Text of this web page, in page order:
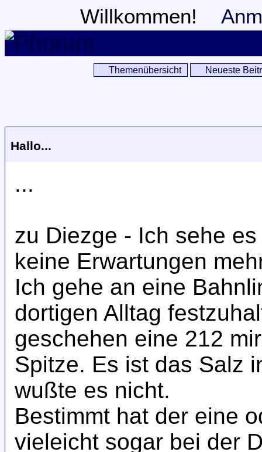
Willkommen!
Themenübersicht Neueste
Hallo...
...
zu Diezge - Ich sehe
keine Erwartungen
Ich gehe an eine
dortigen Alltag
geschehen eine 212
Spitze. Es ist das Salz
wußte es nicht.
Bestimmt hat der eine
vieleicht sogar bei der